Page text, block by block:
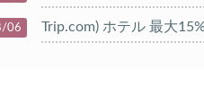
06 Trip.com) ホテル 最大